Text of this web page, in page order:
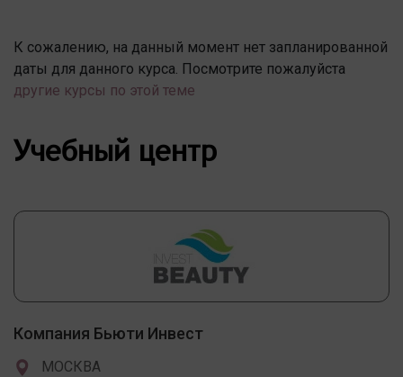
К сожалению, на данный момент нет запланированной
даты для данного курса. Посмотрите пожалуйста
другие курсы по этой теме
Учебный центр
Компания Бьюти Инвест
МОСКВА